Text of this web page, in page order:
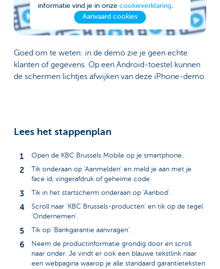
informatie vind je in onze cookieverklaring.
Aanvaard cookies
Goed om te weten: in de demo zie je geen echte
klanten of gegevens. Op een Android-toestel kunnen
de schermen lichtjes afwijken van deze iPhone-demo.
Lees het stappenplan
Open de KBC Brussels Mobile op je smartphone.
Tik onderaan op ‘Aanmelden’ en meld je aan met je
face id, vingerafdruk of geheime code.
Tik in het startscherm onderaan op ‘Aanbod’.
Scroll naar 'KBC Brussels-producten' en tik op de tegel
‘Ondernemen’.
Tik op ‘Bankgarantie aanvragen’.
Neem de productinformatie grondig door en scroll
naar onder. Je vindt er ook een blauwe tekstlink naar
een webpagina waarop je alle standaard garantieteksten